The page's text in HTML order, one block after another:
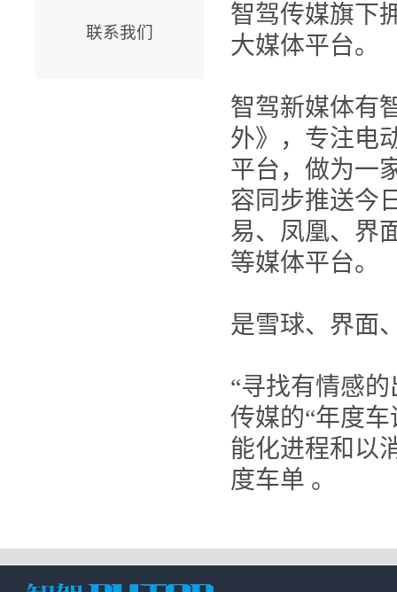
联系我们
智驾传媒旗下
大媒体平台。
智驾新媒体有
外》，专注电
平台，做为一
容同步推送今
易、凤凰、界
等媒体平台。
是雪球、界面
“寻找有情感
传媒的“年度
能化进程和以
度车单 。